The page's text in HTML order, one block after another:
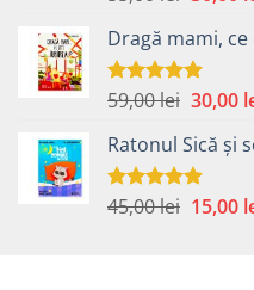
a
fost:
55,00
Dragă mami,
Evaluat la
59,00lei Prețul
a
fost:
59,00
30,00
Ratonul Sică și
Evaluat la
45,00lei Prețul
15,00